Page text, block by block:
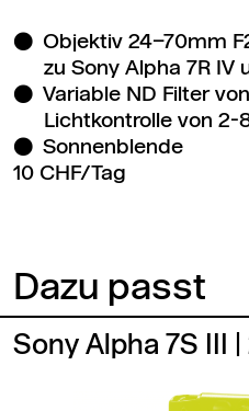
Objektiv 24–70mm
zu Sony Alpha 7R IV
Variable ND Filter
Lichtkontrolle von 2-
Sonnenblende
10 CHF/Tag
Dazu passt
Sony Alpha 7S III